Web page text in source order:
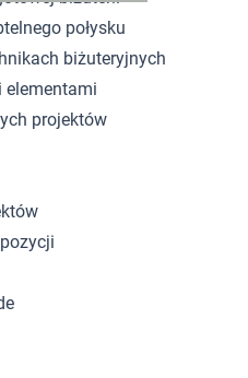
połysku
biżuteryjnych
elementami
projektów